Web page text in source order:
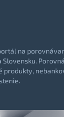
na
produkty,